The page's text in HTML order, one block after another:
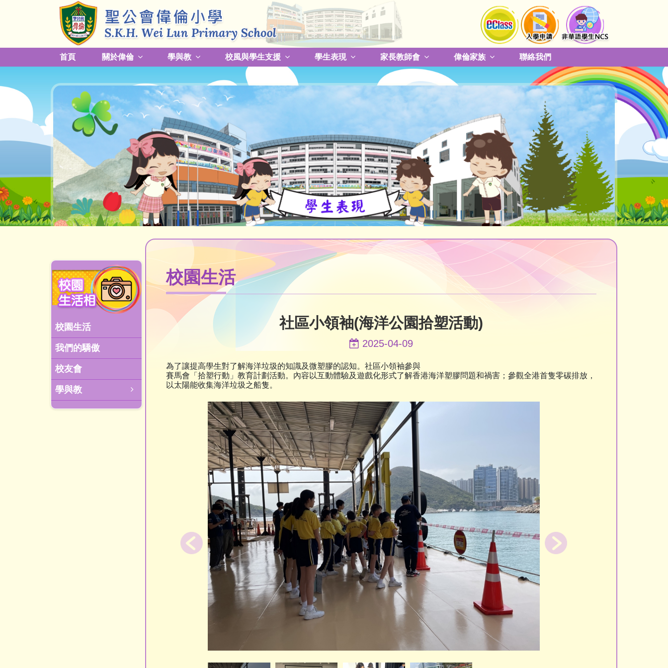
首頁 關於偉倫 學與教 校風與學生支援 學生表現 家長教師會 偉倫家族 聯絡我們
校園生活
我們的驕傲
校友會
學與教
校園生活
社區小領袖(海洋公園拾塑活動)
2025-04-09
為了讓提高學生對了解海洋垃圾的知識及微塑膠的認知。社區小領袖參與
賽馬會「拾塑行動」教育計劃活動。內容以互動體驗及遊戲化形式了解香港海洋塑膠問題和禍害；參觀全港首隻零碳排放，
以太陽能收集海洋垃圾之船隻。